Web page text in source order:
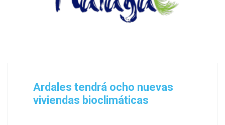
Ardales tendrá ocho nuevas
viviendas bioclimáticas